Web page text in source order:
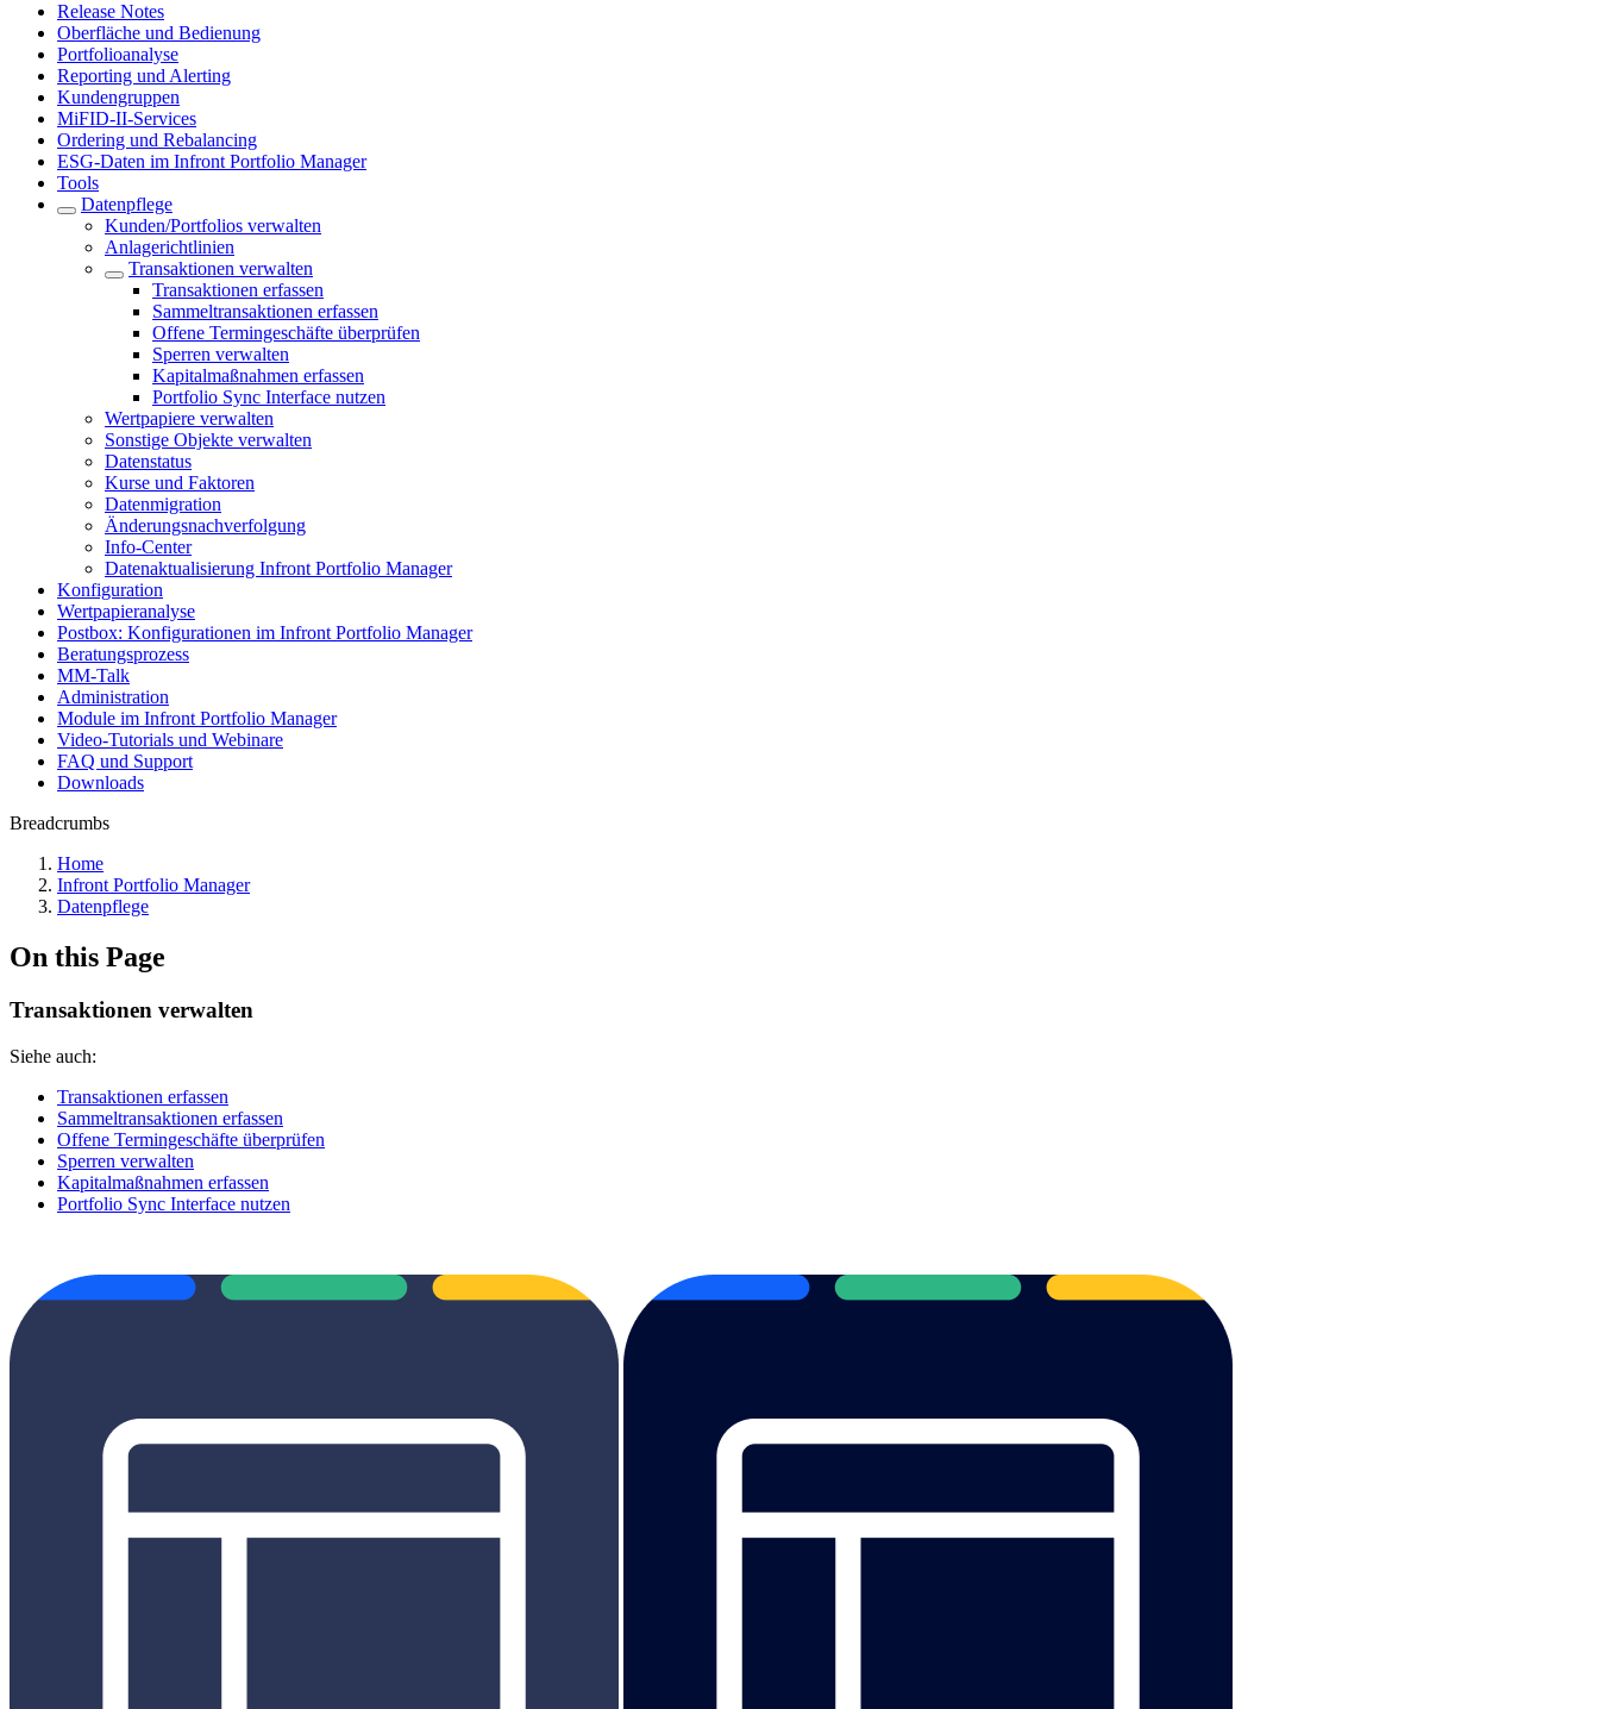
Release Notes
Oberfläche und Bedienung
Portfolioanalyse
Reporting und Alerting
Kundengruppen
MiFID-II-Services
Ordering und Rebalancing
ESG-Daten im Infront Portfolio Manager
Tools
Datenpflege
Kunden/Portfolios verwalten
Anlagerichtlinien
Transaktionen verwalten
Transaktionen erfassen
Sammeltransaktionen erfassen
Offene Termingeschäfte überprüfen
Sperren verwalten
Kapitalmaßnahmen erfassen
Portfolio Sync Interface nutzen
Wertpapiere verwalten
Sonstige Objekte verwalten
Datenstatus
Kurse und Faktoren
Datenmigration
Änderungsnachverfolgung
Info-Center
Datenaktualisierung Infront Portfolio Manager
Konfiguration
Wertpapieranalyse
Postbox: Konfigurationen im Infront Portfolio Manager
Beratungsprozess
MM-Talk
Administration
Module im Infront Portfolio Manager
Video-Tutorials und Webinare
FAQ und Support
Downloads
Breadcrumbs
Home
Infront Portfolio Manager
Datenpflege
On this Page
Transaktionen verwalten
Siehe auch:
Transaktionen erfassen
Sammeltransaktionen erfassen
Offene Termingeschäfte überprüfen
Sperren verwalten
Kapitalmaßnahmen erfassen
Portfolio Sync Interface nutzen